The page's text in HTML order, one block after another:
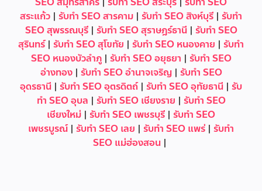
สระแก้ว | รับทำ SEO สารคาม | รับทำ SEO สิงห์บุรี | รับทำ
SEO สุพรรณบุรี| รับทำ SEO สุราษฎร์ธานี| รับทำ SEO
สุรินทร์| รับทำ SEO สุโขทัย | รับทำ SEO หนองคาย | รับทำ
SEO หนองบัวลำภู| รับทำ SEO อยุธยา | รับทำ SEO
อ่างทอง| รับทำ SEO อำนาจเจริญ| รับทำ SEO
อุดรธานี | รับทำ SEO อุตรดิตถ์| รับทำ SEO อุทัยธานี | รับ
ทำ SEO อุบล | รับทำ SEO เชียงราย | รับทำ SEO
เชียงใหม่ | รับทำ SEO เพชรบุรี | รับทำ SEO
เพชรบูรณ์| รับทำ SEO เลย | รับทำ SEO แพร่ | รับทำ
SEO แม่ฮ่องสอน |